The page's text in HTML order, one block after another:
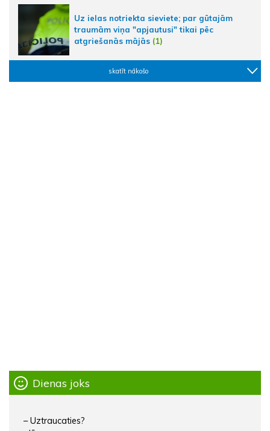
Uz ielas notriekta sieviete; par gūtajām
traumām viņa "apjautusi" tikai pēc
atgriešanās mājās (1)
skatīt nākošo
Dienas joks
– Uztraucaties?